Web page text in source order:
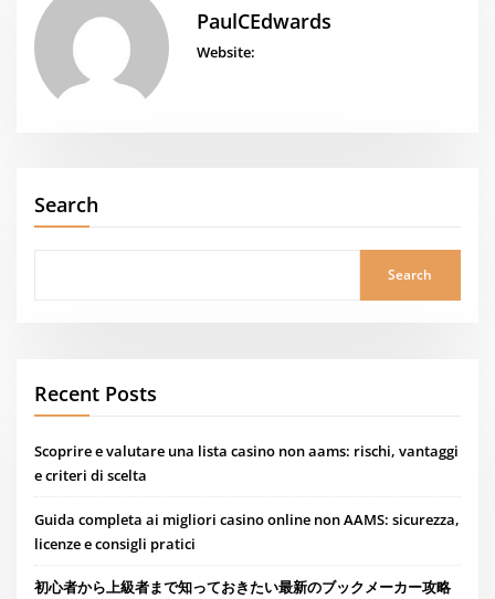
PaulCEdwards
Website:
Search
Search
Recent Posts
Scoprire e valutare una lista casino non aams: rischi, vantaggi
e criteri di scelta
Guida completa ai migliori casino online non AAMS: sicurezza,
licenze e consigli pratici
初心者から上級者まで知っておきたい最新のブックメーカー攻略